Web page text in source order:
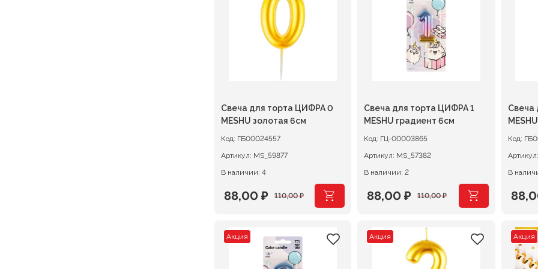
215,00 ₽.
200,00 ₽.
Свеча для торта ЦИФРА 0
MESHU золотая 6см
Код: ГБ00024557
Артикул: MS_59877
В наличии: 4
110,00₽
Первоначальная
составляла
110,00 ₽.
88,00 ₽
Текущая
88,00 ₽.
Свеча для торта ЦИФРА 1
MESHU градиент 6см
Код: ГЦ-00003865
Артикул: MS_57382
В наличии: 2
110,00₽
Первоначальная
составляла
110,00 ₽.
88,00 ₽
Текущая
88,00 ₽.
Свеча
Код:
В
Акция Акция Акция